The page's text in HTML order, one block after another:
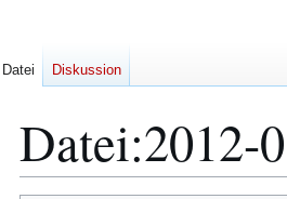
Datei:2012-
Datei Diskussion